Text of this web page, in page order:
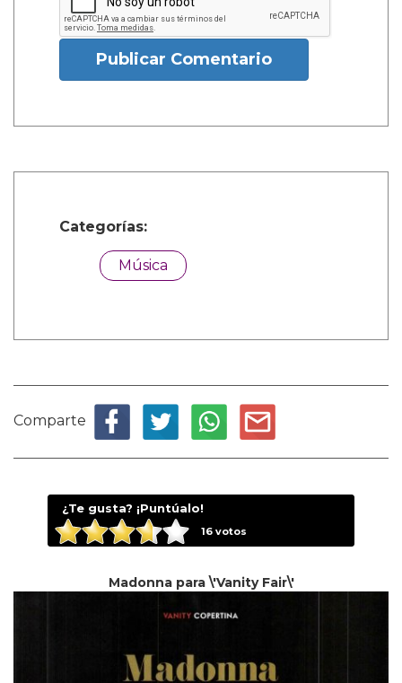
Publicar Comentario
Categorías:
Música
Comparte
¿Te gusta? ¡Puntúalo!
16votos
Madonna para \'Vanity Fair\'